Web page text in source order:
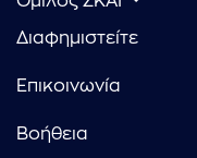
Διαφημιστείτε
Επικοινωνία
Βοήθεια